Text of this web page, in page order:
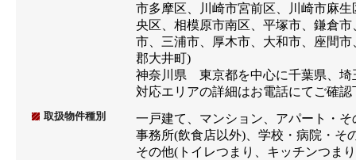
市多摩区、川崎市宮前区、川崎市麻
央区、相模原市南区、平塚市、鎌倉
市、三浦市、厚木市、大和市、座間
郡大井町)
神奈川県 東京都を中心に千葉県、埼
対応エリアの詳細はお電話にてご確認
取扱物件種別
一戸建て、マンション、アパート・
事務所(飲食店以外)、学校・病院・そ
その他(トイレつまり、キッチンつま